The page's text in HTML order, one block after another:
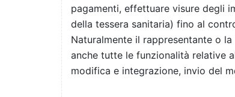
pagamenti, effettuare visure degli
della tessera sanitaria) fino al
Naturalmente il rappresentante o
anche tutte le funzionalità relative
modifica e integrazione, invio del